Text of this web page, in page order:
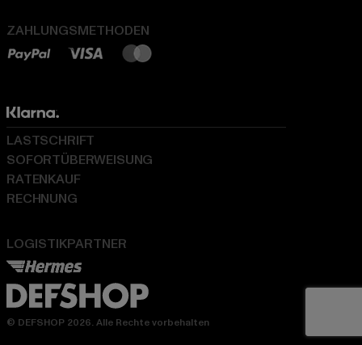
ZAHLUNGSMETHODEN
LOGISTIKPARTNER
LASTSCHRIFT
SOFORTÜBERWEISUNG
RATENKAUF
RECHNUNG
© DEFSHOP 2026. Alle Rechte vorbehalten